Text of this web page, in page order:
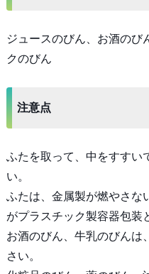
ジュースのびん、お酒のび
クのびん
注意点
ふたを取って、中をすすい
い。
ふたは、金属製が燃やさな
がプラスチック製容器包装
お酒のびん、牛乳のびんは
さい。